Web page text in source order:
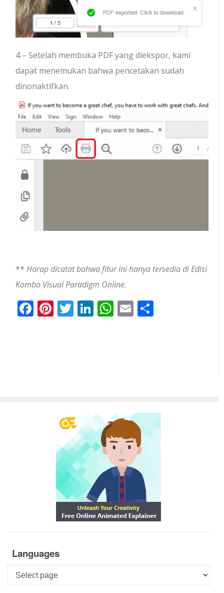
4 – Setelah membuka PDF yang diekspor, kami
dapat menemukan bahwa pencetakan sudah
dinonaktifkan.
**Harap dicatat bahwa fitur ini hanya tersedia di Edisi
Kombo Visual Paradigm Online.
Facebook
Pinterest
Twitter
LinkedIn
WhatsApp
Email
Languages
Languages